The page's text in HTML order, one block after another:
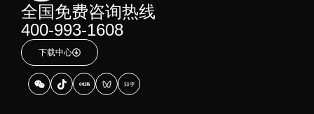
全国免费咨询热线
400-993-1608
下载中心